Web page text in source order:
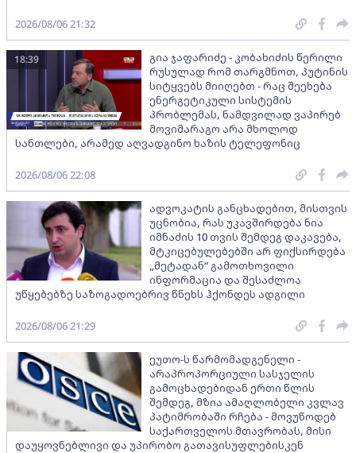
2026/08/06 21:32
გია ჯაფარიძე - კობახიძის წერილი
რუსულად რომ თარგმნოთ, პუტინის
სიტყვებს მიიღებთ - რაც შეეხება
ენერგეტიკული სისტემის
პრობლემას, ნამდვილად ვაპირებ
მოვიმარაგო არა მხოლოდ
სანთლები, არამედ აღვადგინო ხაზის ტელეფონიც
18:39
2026/08/06 22:08
ადვოკატის განცხადებით, მისთვის
უცნობია, რას უკავშირდება ნია
იმნაძის 10 თვის შემდეგ დაკავება,
მტკიცებულებებში არ ფიქსირდება
„მეტადან“ გამოთხოვილი
ინფორმაცია და შესაძლოა
უწყებებზე საზოგადოებრივ წნეხს ჰქონდეს ადგილი
2026/08/06 21:29
ეუთო-ს წარმომადგენელი -
არაპროპორციული სასჯელის
გამოცხადებიდან ერთი წლის
შემდეგ, მზია ამაღლობელი კვლავ
პატიმრობაში რჩება - მოვუწოდებ
საქართველოს მთავრობას, მისი
დაუყოვნებლივი და უპირობო გათავისუფლებისკენ